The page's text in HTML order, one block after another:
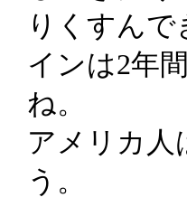
りくすん
インは2年
ね。
アメリカ人
う。